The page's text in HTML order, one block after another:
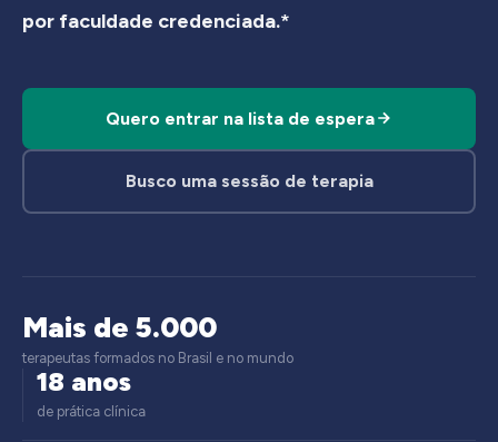
por faculdade credenciada.*
Quero entrar na lista de espera
Busco uma sessão de terapia
Mais de 5.000
terapeutas formados no Brasil e no mundo
18 anos
de prática clínica